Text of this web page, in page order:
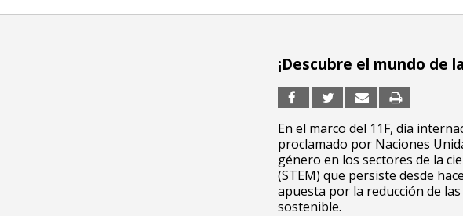
¡Descubre el mundo de
En el marco del 11F, día
proclamado por Naciones
género en los sectores de la
(STEM) que persiste desde
apuesta por la reducción de
sostenible.